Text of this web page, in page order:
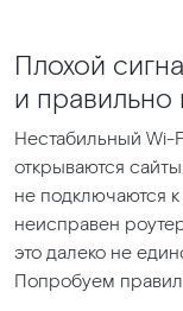
Плохой
и правильно
Нестабильный Wi-
открываются
не подключаются
неисправен
это далеко не
Попробуем